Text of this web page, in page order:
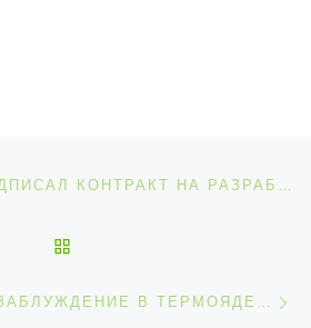
РОСКОСМОС ПОДПИСАЛ КОНТРАКТ НА РАЗРАБОТКУ ПРОЕКТА МНОГОРАЗОВОЙ РАКЕТЫ-НОСИТЕЛЯ
САМОЕ ОПАСНОЕ ЗАБЛУЖДЕНИЕ В ТЕРМОЯДЕРНОЙ ЭНЕРГЕТИКЕ